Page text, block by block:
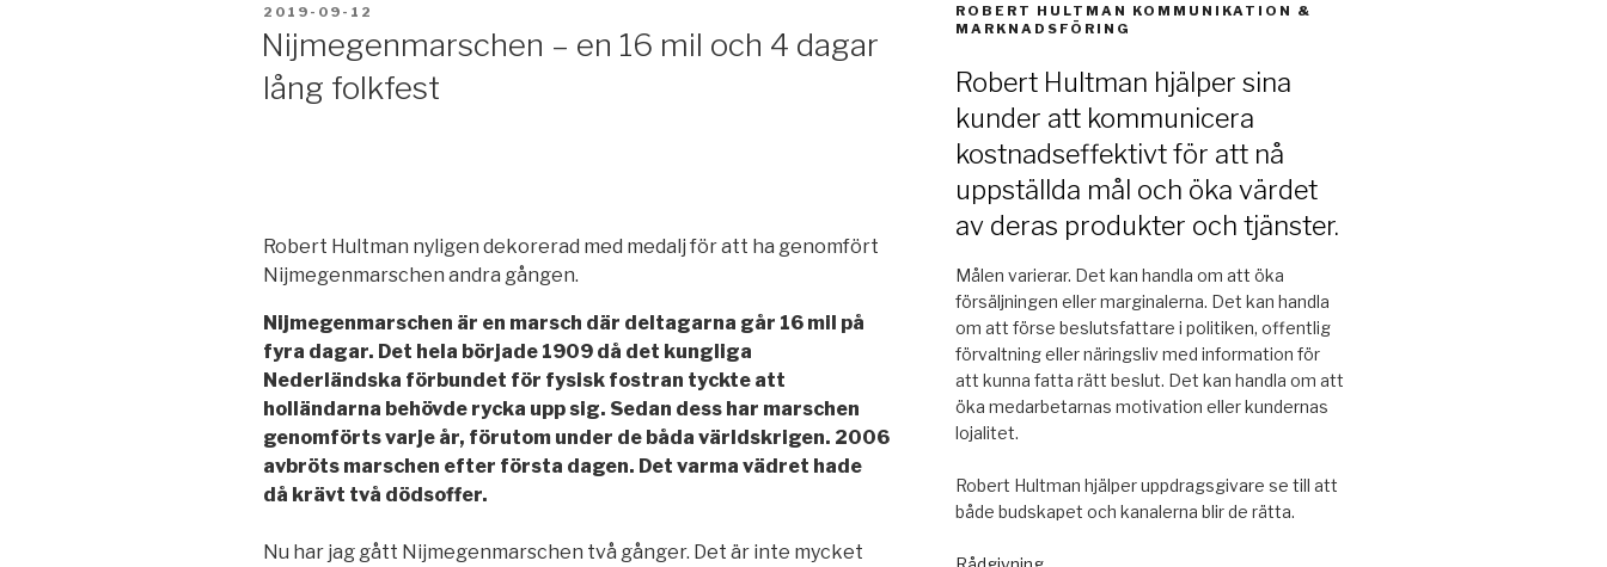
POSTED
ON
2019-09-12
Nijmegenmarschen – en 16 mil och 4 dagar
lång folkfest
Robert Hultman nyligen dekorerad med medalj för att ha genomfört
Nijmegenmarschen andra gången.
Nijmegenmarschen är en marsch där deltagarna går 16 mil på
fyra dagar. Det hela började 1909 då det kungliga
Nederländska förbundet för fysisk fostran tyckte att
holländarna behövde rycka upp sig. Sedan dess har marschen
genomförts varje år, förutom under de båda världskrigen. 2006
avbröts marschen efter första dagen. Det varma vädret hade
då krävt två dödsoffer.
Nu har jag gått Nijmegenmarschen två gånger. Det är inte mycket
ROBERT HULTMAN KOMMUNIKATION &
MARKNADSFÖRING
Robert Hultman hjälper sina
kunder att kommunicera
kostnadseffektivt för att nå
uppställda mål och öka värdet
av deras produkter och tjänster.
Målen varierar. Det kan handla om att öka
försäljningen eller marginalerna. Det kan handla
om att förse beslutsfattare i politiken, offentlig
förvaltning eller näringsliv med information för
att kunna fatta rätt beslut. Det kan handla om att
öka medarbetarnas motivation eller kundernas
lojalitet.
Robert Hultman hjälper uppdragsgivare se till att
både budskapet och kanalerna blir de rätta.